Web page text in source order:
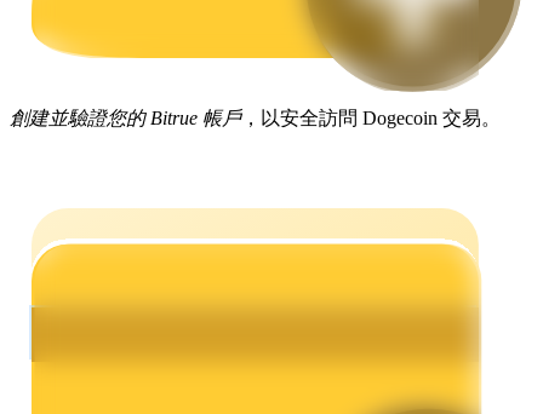
交易策略
創建並驗證您的 Bitrue 帳戶，以安全訪問 Dogecoin 交易。